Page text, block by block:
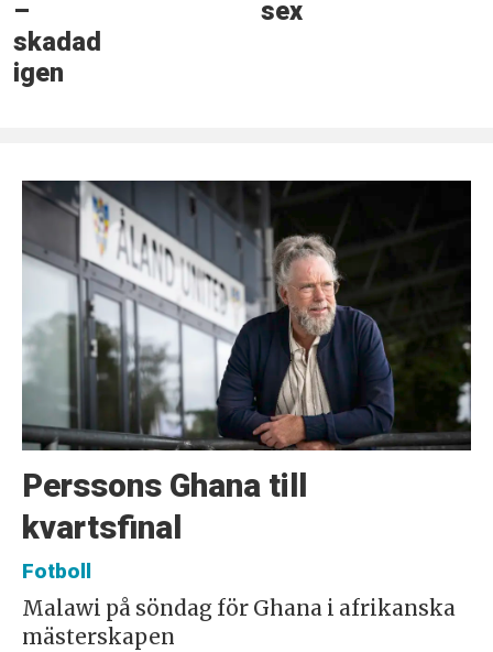
–
skadad
igen
sex
Perssons Ghana till
kvartsfinal
Fotboll
Malawi på söndag för Ghana i afrikanska
mästerskapen